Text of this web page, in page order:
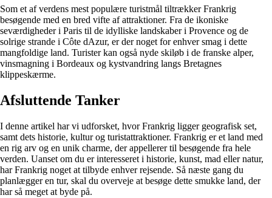
Som et af verdens mest populære turistmål tiltrækker Frankrig
besøgende med en bred vifte af attraktioner. Fra de ikoniske
seværdigheder i Paris til de idylliske landskaber i Provence og de
solrige strande i Côte dAzur, er der noget for enhver smag i dette
mangfoldige land. Turister kan også nyde skiløb i de franske alper,
vinsmagning i Bordeaux og kystvandring langs Bretagnes
klippeskærme.
Afsluttende Tanker
I denne artikel har vi udforsket, hvor Frankrig ligger geografisk set,
samt dets historie, kultur og turistattraktioner. Frankrig er et land med
en rig arv og en unik charme, der appellerer til besøgende fra hele
verden. Uanset om du er interesseret i historie, kunst, mad eller natur,
har Frankrig noget at tilbyde enhver rejsende. Så næste gang du
planlægger en tur, skal du overveje at besøge dette smukke land, der
har så meget at byde på.